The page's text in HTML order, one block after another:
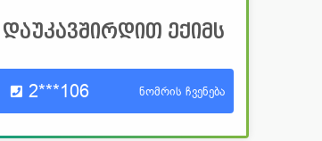
დაუკავშირდით ექიმს
2***106 ნომრის ჩვენება